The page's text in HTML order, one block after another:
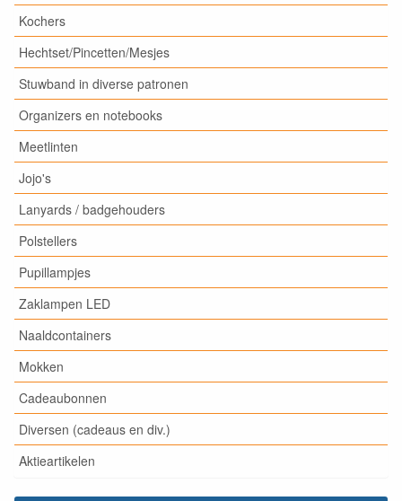
Kochers
Hechtset/Pincetten/Mesjes
Stuwband in diverse patronen
Organizers en notebooks
Meetlinten
Jojo's
Lanyards / badgehouders
Polstellers
Pupillampjes
Zaklampen LED
Naaldcontainers
Mokken
Cadeaubonnen
Diversen (cadeaus en div.)
Aktieartikelen